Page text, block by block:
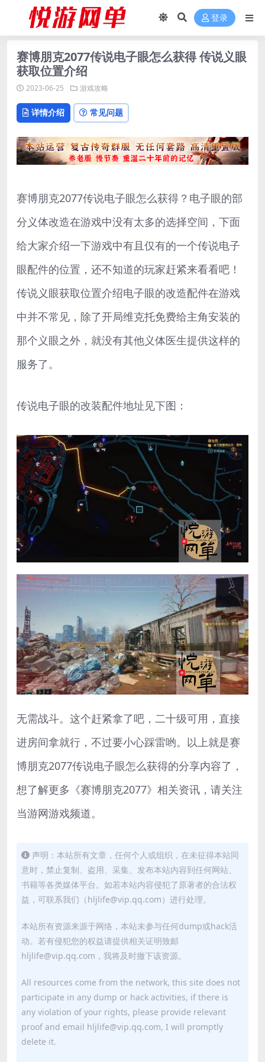
登录
赛博朋克2077传说电子眼怎么获得 传说义眼
获取位置介绍
2023-06-25 游戏攻略
详情介绍 常见问题
赛博朋克2077传说电子眼怎么获得？电子眼的部
分义体改造在游戏中没有太多的选择空间，下面
给大家介绍一下游戏中有且仅有的一个传说电子
眼配件的位置，还不知道的玩家赶紧来看看吧！
传说义眼获取位置介绍电子眼的改造配件在游戏
中并不常见，除了开局维克托免费给主角安装的
那个义眼之外，就没有其他义体医生提供这样的
服务了。
传说电子眼的改装配件地址见下图：
无需战斗。这个赶紧拿了吧，二十级可用，直接
进房间拿就行，不过要小心踩雷哟。以上就是赛
博朋克2077传说电子眼怎么获得的分享内容了，
想了解更多《赛博朋克2077》相关资讯，请关注
当游网游戏频道。
声明：本站所有文章，任何个人或组织，在未征得本站同
意时，禁止复制、盗用、采集、发布本站内容到任何网站、
书籍等各类媒体平台。如若本站内容侵犯了原著者的合法权
益，可联系我们（hljlife@vip.qq.com）进行处理。
本站所有资源来源于网络，本站未参与任何dump或hack活
动。若有侵犯您的权益请提供相关证明致邮
hljlife@vip.qq.com，我将及时撤下该资源。
All resources come from the network, this site does not
participate in any dump or hack activities, if there is
any violation of your rights, please provide relevant
proof and email hljlife@vip.qq.com, I will promptly
delete it.